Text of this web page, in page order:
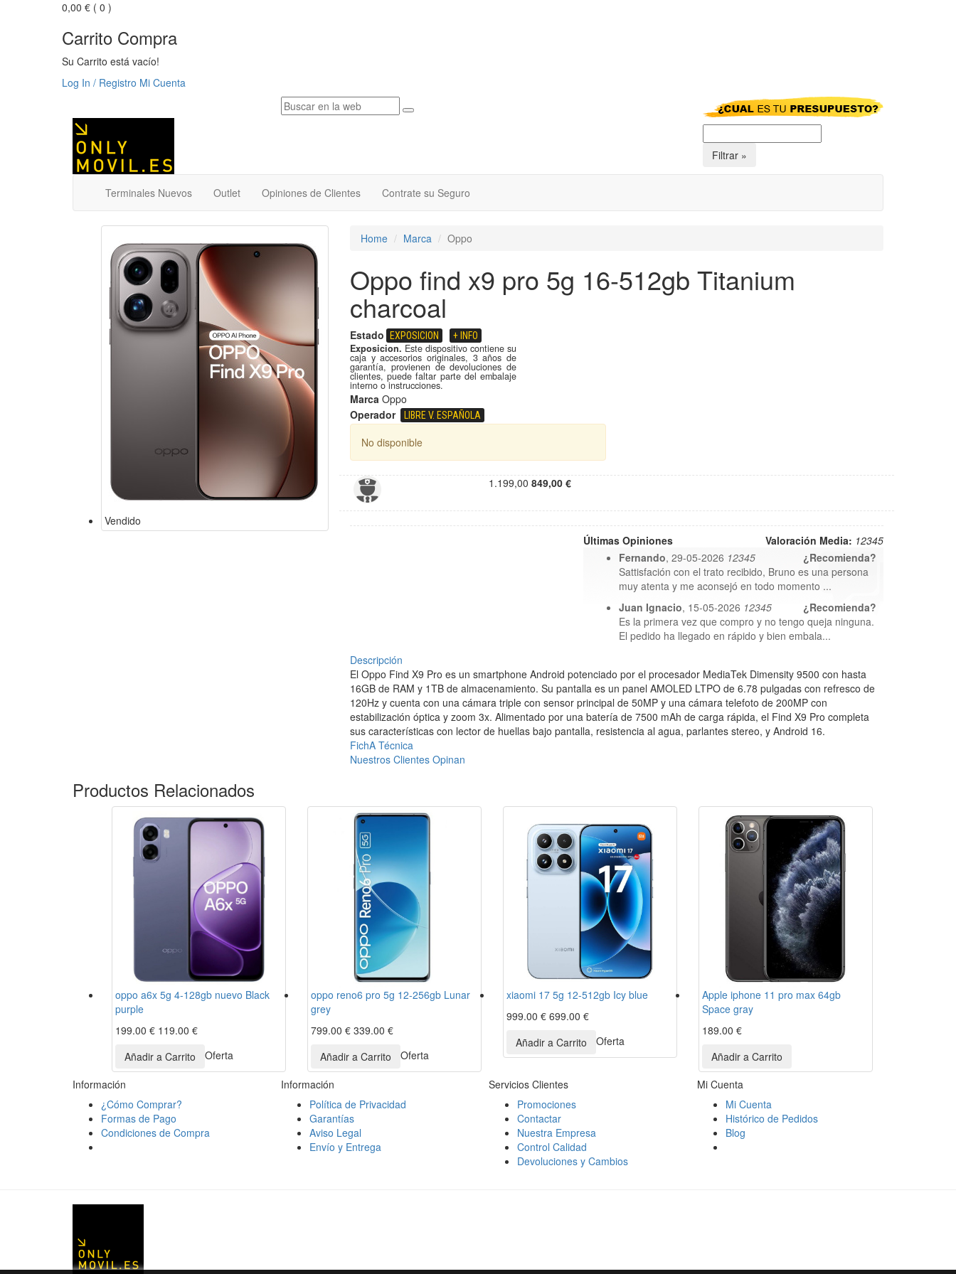
0,00 € ( 0 )
Carrito Compra
Su Carrito está vacío!
Log In / Registro Mi Cuenta
Terminales Nuevos Outlet Opiniones de Clientes Contrate su Seguro
Vendido
Home Marca Oppo
Oppo find x9 pro 5g 16-512gb Titanium
charcoal
Estado EXPOSICION + INFO
Exposicion. Este dispositivo contiene su
caja y accesorios originales, 3 años de
garantía, provienen de devoluciones de
clientes, puede faltar parte del embalaje
interno o instrucciones.
Marca Oppo
Operador
LIBRE V. ESPAÑOLA
No disponible
1.199,00 849,00 €
Últimas Opiniones Valoración Media: 12345
Fernando, 29-05-2026 12345
¿Recomienda?
Sattisfación con el trato recibido, Bruno es una persona
muy atenta y me aconsejó en todo momento ...
Juan Ignacio, 15-05-2026 12345
¿Recomienda?
Es la primera vez que compro y no tengo queja ninguna.
El pedido ha llegado en rápido y bien embala...
Descripción
El Oppo Find X9 Pro es un smartphone Android potenciado por el procesador MediaTek Dimensity 9500 con hasta
16GB de RAM y 1TB de almacenamiento. Su pantalla es un panel AMOLED LTPO de 6.78 pulgadas con refresco de
120Hz y cuenta con una cámara triple con sensor principal de 50MP y una cámara telefoto de 200MP con
estabilización óptica y zoom 3x. Alimentado por una batería de 7500 mAh de carga rápida, el Find X9 Pro completa
sus características con lector de huellas bajo pantalla, resistencia al agua, parlantes stereo, y Android 16.
FichA Técnica
Nuestros Clientes Opinan
Productos Relacionados
oppo a6x 5g 4-128gb nuevo Black
purple
199.00 € 119.00 €
Oferta
oppo reno6 pro 5g 12-256gb Lunar
grey
799.00 € 339.00 €
Oferta
xiaomi 17 5g 12-512gb Icy blue
999.00 € 699.00 €
Oferta
Apple iphone 11 pro max 64gb
Space gray
189.00 €
Información
¿Cómo Comprar?
Formas de Pago
Condiciones de Compra
Información
Política de Privacidad
Garantías
Aviso Legal
Envío y Entrega
Servicios Clientes
Promociones
Contactar
Nuestra Empresa
Control Calidad
Devoluciones y Cambios
Mi Cuenta
Mi Cuenta
Histórico de Pedidos
Blog